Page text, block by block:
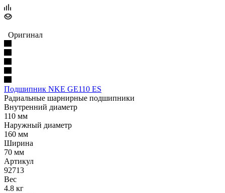
Оригинал
Подшипник NKE GE110 ES
Радиальные шарнирные подшипники
Внутренний диаметр
110 мм
Наружный диаметр
160 мм
Ширина
70 мм
Артикул
92713
Вес
4.8 кг